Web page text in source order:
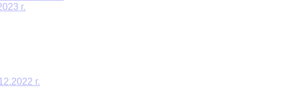
г.
г.